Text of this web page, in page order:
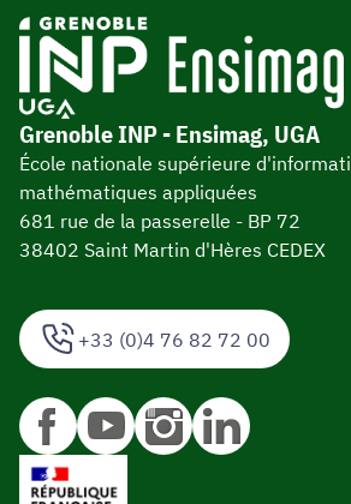
+33 (0)4 76 82 72 00
Grenoble INP - Ensimag, UGA
École nationale supérieure
mathématiques appliquées
681 rue de la passerelle - BP 72
38402 Saint Martin d'Hères CEDEX